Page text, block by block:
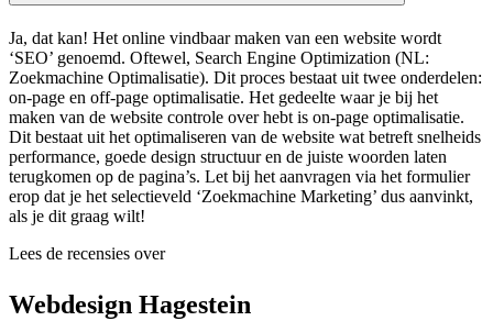
Ja, dat kan! Het online vindbaar maken van een website wordt
‘SEO’ genoemd. Oftewel, Search Engine Optimization (NL:
Zoekmachine Optimalisatie). Dit proces bestaat uit twee onderdelen:
on-page en off-page optimalisatie. Het gedeelte waar je bij het
maken van de website controle over hebt is on-page optimalisatie.
Dit bestaat uit het optimaliseren van de website wat betreft snelheids
performance, goede design structuur en de juiste woorden laten
terugkomen op de pagina’s. Let bij het aanvragen via het formulier
erop dat je het selectieveld ‘Zoekmachine Marketing’ dus aanvinkt,
als je dit graag wilt!
Lees de recensies over
Webdesign Hagestein